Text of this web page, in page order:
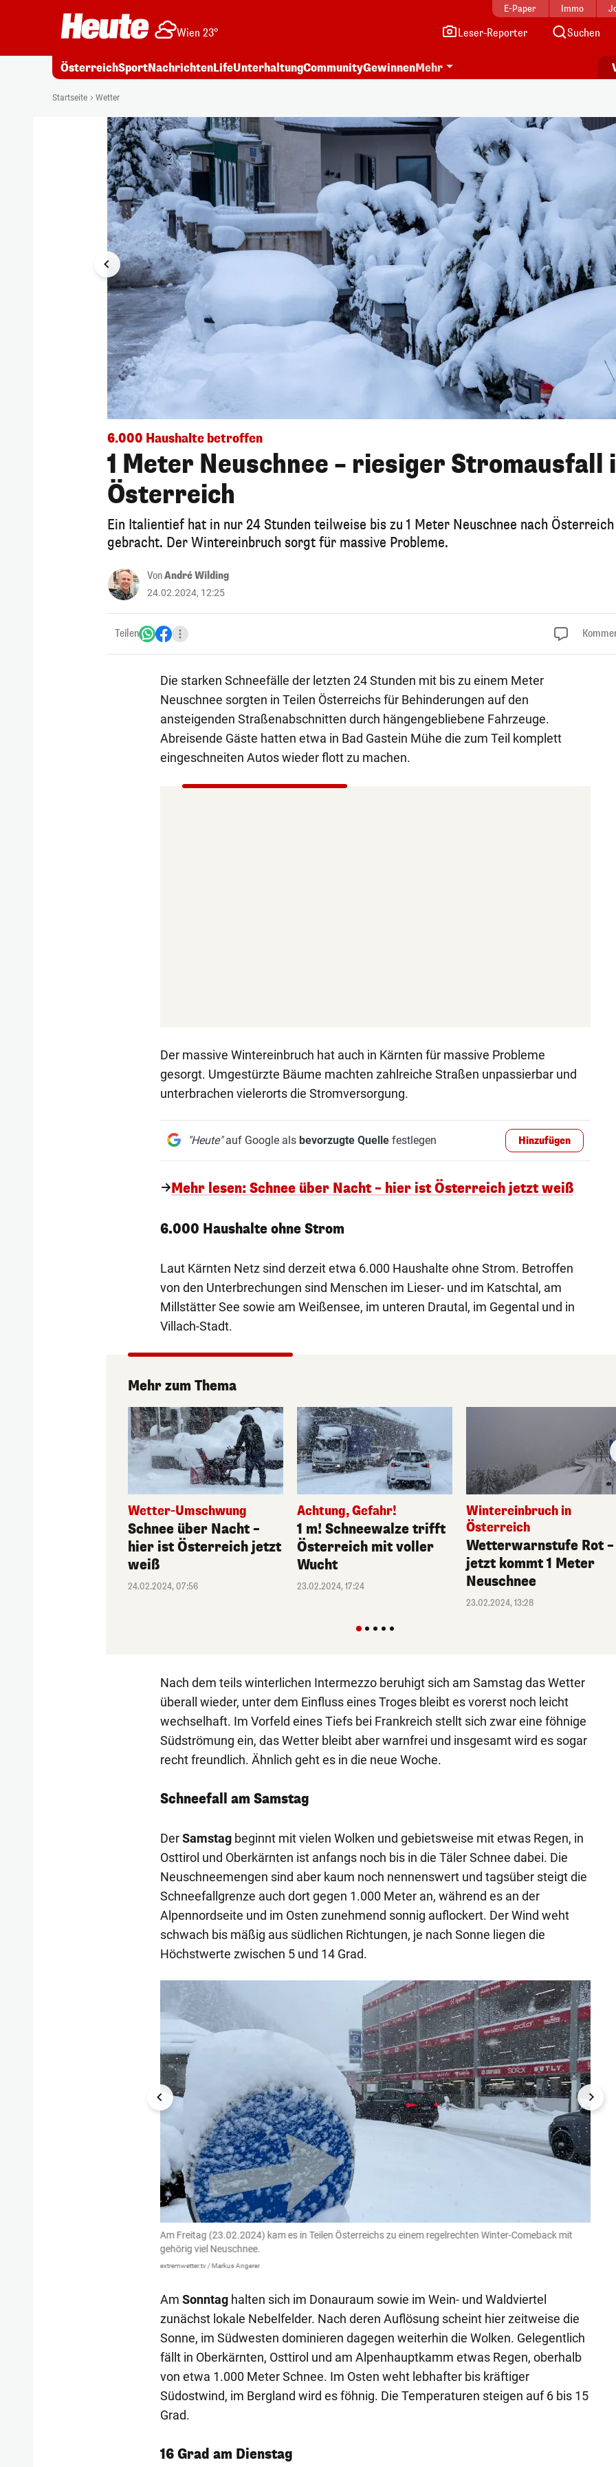
E-Paper Immo
Wien 23° Leser-Reporter Suchen
ÖsterreichSportNachrichtenLifeUnterhaltungCommunityGewinnenMehr
Startseite Wetter
6.000 Haushalte betroffen
1 Meter Neuschnee – riesiger Stromausfall
Österreich
Ein Italientief hat in nur 24 Stunden teilweise bis zu 1 Meter Neuschnee nach Österreich
gebracht. Der Wintereinbruch sorgt für massive Probleme.
VonAndré Wilding
24.02.2024, 12:25
Teilen
Die starken Schneefälle der letzten 24 Stunden mit bis zu einem Meter
Neuschnee sorgten in Teilen Österreichs für Behinderungen auf den
ansteigenden Straßenabschnitten durch hängengebliebene Fahrzeuge.
Abreisende Gäste hatten etwa in Bad Gastein Mühe die zum Teil komplett
eingeschneiten Autos wieder flott zu machen.
Der massive Wintereinbruch hat auch in Kärnten für massive Probleme
gesorgt. Umgestürzte Bäume machten zahlreiche Straßen unpassierbar und
unterbrachen vielerorts die Stromversorgung.
"Heute"auf Google als bevorzugte Quellefestlegen Hinzufügen
Mehr lesen: Schnee über Nacht – hier ist Österreich jetzt weiß
6.000 Haushalte ohne Strom
Laut Kärnten Netz sind derzeit etwa 6.000 Haushalte ohne Strom. Betroffen
von den Unterbrechungen sind Menschen im Lieser- und im Katschtal, am
Millstätter See sowie am Weißensee, im unteren Drautal, im Gegental und in
Villach-Stadt.
Mehr zum Thema
Wetter-Umschwung
Schnee über Nacht –
hier ist Österreich jetzt
weiß
24.02.2024, 07:56
Achtung, Gefahr!
1 m! Schneewalze trifft
Österreich mit voller
Wucht
23.02.2024, 17:24
Wintereinbruch in
Österreich
Wetterwarnstufe Rot –
jetzt kommt 1 Meter
Neuschnee
23.02.2024, 13:28
Nach dem teils winterlichen Intermezzo beruhigt sich am Samstag das Wetter
überall wieder, unter dem Einfluss eines Troges bleibt es vorerst noch leicht
wechselhaft. Im Vorfeld eines Tiefs bei Frankreich stellt sich zwar eine föhnige
Südströmung ein, das Wetter bleibt aber warnfrei und insgesamt wird es sogar
recht freundlich. Ähnlich geht es in die neue Woche.
Schneefall am Samstag
DerSamstagbeginnt mit vielen Wolken und gebietsweise mit etwas Regen, in
Osttirol und Oberkärnten ist anfangs noch bis in die Täler Schnee dabei. Die
Neuschneemengen sind aber kaum noch nennenswert und tagsüber steigt die
Schneefallgrenze auch dort gegen 1.000 Meter an, während es an der
Alpennordseite und im Osten zunehmend sonnig auflockert. Der Wind weht
schwach bis mäßig aus südlichen Richtungen, je nach Sonne liegen die
Höchstwerte zwischen 5 und 14 Grad.
1/14
Am Freitag (23.02.2024) kam es in Teilen Österreichs zu einem regelrechten Winter-Comeback mit
gehörig viel Neuschnee.
extremwetter.tv / Markus Angerer
Am Sonntaghalten sich im Donauraum sowie im Wein- und Waldviertel
zunächst lokale Nebelfelder. Nach deren Auflösung scheint hier zeitweise die
Sonne, im Südwesten dominieren dagegen weiterhin die Wolken. Gelegentlich
fällt in Oberkärnten, Osttirol und am Alpenhauptkamm etwas Regen, oberhalb
von etwa 1.000 Meter Schnee. Im Osten weht lebhafter bis kräftiger
Südostwind, im Bergland wird es föhnig. Die Temperaturen steigen auf 6 bis 15
Grad.
16 Grad am Dienstag